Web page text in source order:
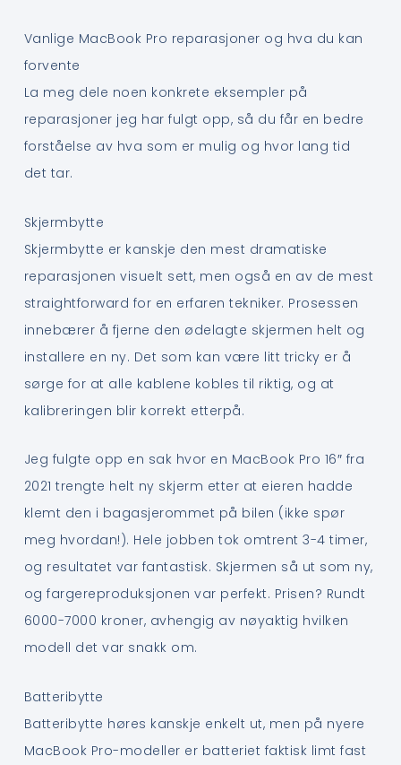
Vanlige MacBook Pro reparasjoner og hva du kan
forvente
La meg dele noen konkrete eksempler på
reparasjoner jeg har fulgt opp, så du får en bedre
forståelse av hva som er mulig og hvor lang tid
det tar.
Skjermbytte
Skjermbytte er kanskje den mest dramatiske
reparasjonen visuelt sett, men også en av de mest
straightforward for en erfaren tekniker. Prosessen
innebærer å fjerne den ødelagte skjermen helt og
installere en ny. Det som kan være litt tricky er å
sørge for at alle kablene kobles til riktig, og at
kalibreringen blir korrekt etterpå.
Jeg fulgte opp en sak hvor en MacBook Pro 16″ fra
2021 trengte helt ny skjerm etter at eieren hadde
klemt den i bagasjerommet på bilen (ikke spør
meg hvordan!). Hele jobben tok omtrent 3-4 timer,
og resultatet var fantastisk. Skjermen så ut som ny,
og fargereproduksjonen var perfekt. Prisen? Rundt
6000-7000 kroner, avhengig av nøyaktig hvilken
modell det var snakk om.
Batteribytte
Batteribytte høres kanskje enkelt ut, men på nyere
MacBook Pro-modeller er batteriet faktisk limt fast